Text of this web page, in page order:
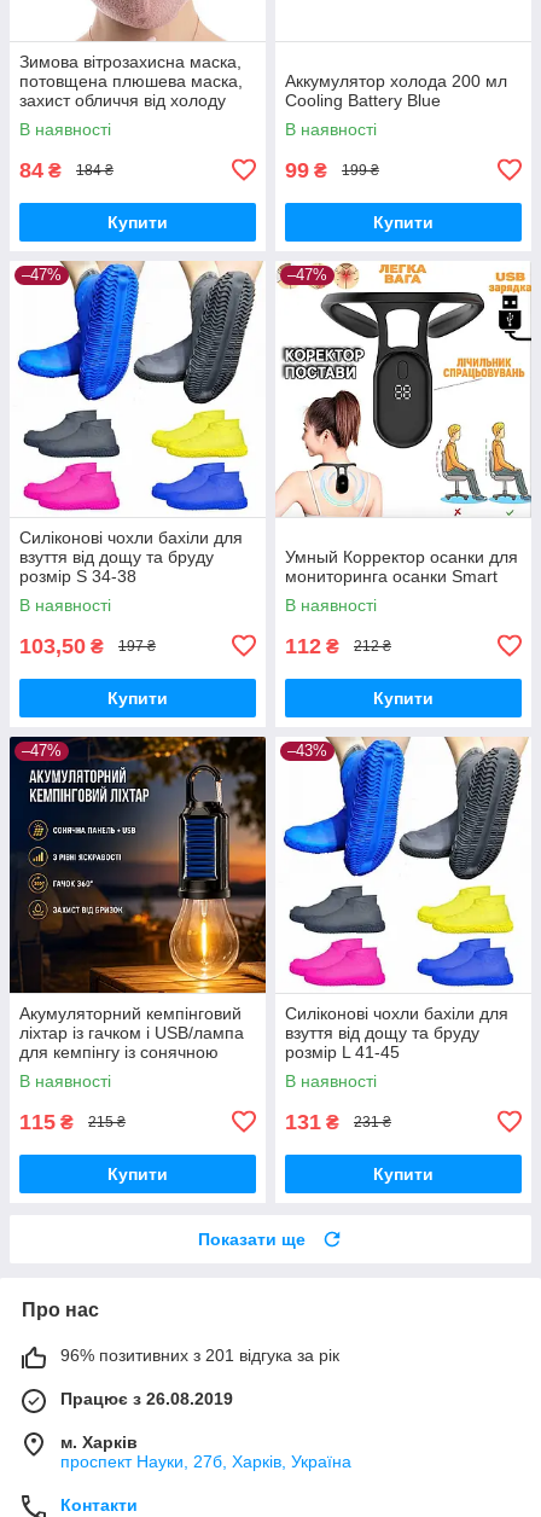
Зимова вітрозахисна маска,
потовщена плюшева маска,
захист обличчя від холоду
для їзди на велосипеді
Рожевий
В наявності
84 ₴ 184 ₴
Купити
Аккумулятор холода 200 мл
Cooling Battery Blue
В наявності
99 ₴ 199 ₴
Купити
–47%
Силіконові чохли бахіли для
взуття від дощу та бруду
розмір S 34-38
В наявності
103,50 ₴ 197 ₴
Купити
–47%
Умный Корректор осанки для
мониторинга осанки Smart
В наявності
112 ₴ 212 ₴
Купити
–47%
Акумуляторний кемпінговий
ліхтар із гачком і USB/лампа
для кемпінгу із сонячною
панеллю HA-112
В наявності
115 ₴ 215 ₴
Купити
–43%
Силіконові чохли бахіли для
взуття від дощу та бруду
розмір L 41-45
В наявності
131 ₴ 231 ₴
Купити
Показати ще
Про нас
96% позитивних з 201 відгука за рік
Працює з 26.08.2019
м. Харків
проспект Науки, 27б, Харків, Україна
Контакти